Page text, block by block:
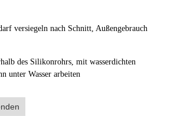
versiegeln nach Schnitt, Außengebrauch
des Silikonrohrs, mit wasserdichten
unter Wasser arbeiten